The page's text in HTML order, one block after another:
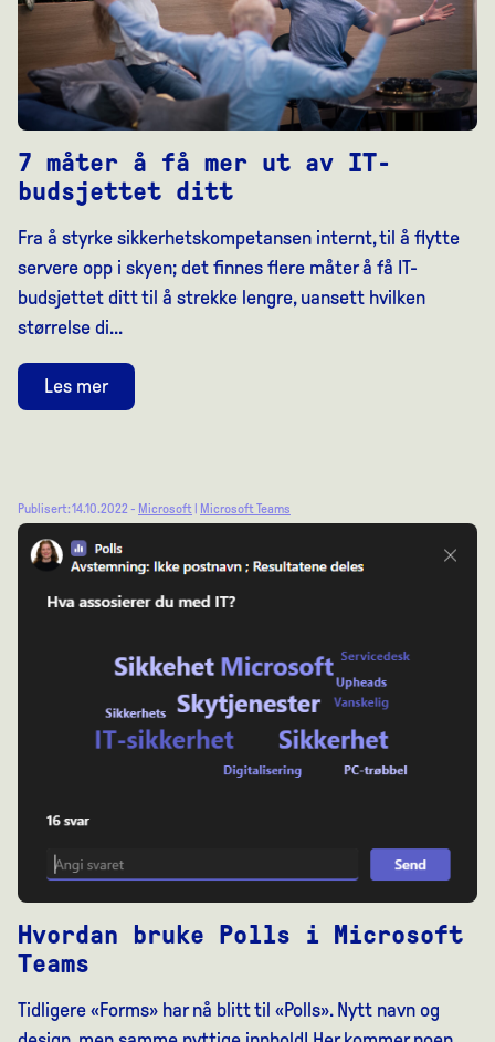
7 måter å få mer ut av IT-
budsjettet ditt
Fra å styrke sikkerhetskompetansen internt, til å flytte
servere opp i skyen; det finnes flere måter å få IT-
budsjettet ditt til å strekke lengre, uansett hvilken
størrelse di...
Les mer
Publisert: 14.10.2022 - Microsoft Microsoft Teams
Hvordan bruke Polls i Microsoft
Teams
Tidligere «Forms» har nå blitt til «Polls». Nytt navn og